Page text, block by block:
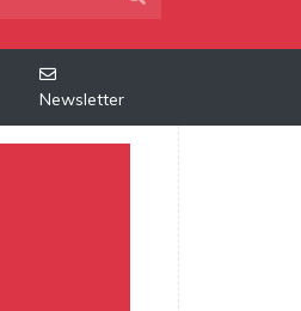
Newsletter